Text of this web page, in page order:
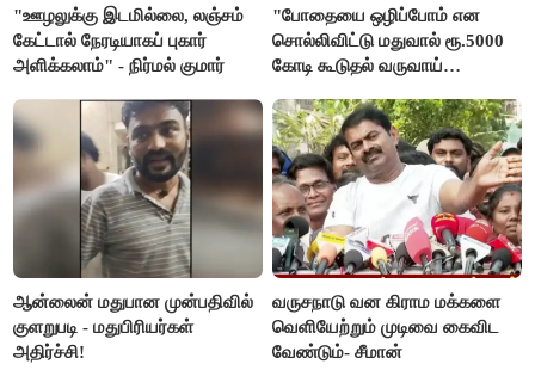
"ஊழலுக்கு இடமில்லை, லஞ்சம்
கேட்டால் நேரடியாகப் புகார்
அளிக்கலாம்" - நிர்மல் குமார்
"போதையை ஒழிப்போம் என
சொல்லிவிட்டு மதுவால் ரூ.5000
கோடி கூடுதல் வருவாய்
மார்க்கண்டேயன்
ஆன்லைன் மதுபான முன்பதிவில்
குளறுபடி - மதுபிரியர்கள்
அதிர்ச்சி!
வருசநாடு வன கிராம மக்களை
வெளியேற்றும் முடிவை கைவிட
வேண்டும்- சீமான்